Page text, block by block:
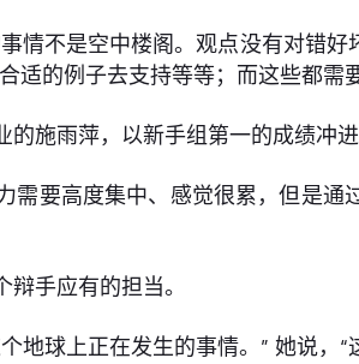
情不是空中楼阁。观点没有对错
适的例子去支持等等；而这些都
的施雨萍，以新手组第一的成绩冲进
需要高度集中、感觉很累，但是
手应有的担当。
地球上正在发生的事情。” 她说，